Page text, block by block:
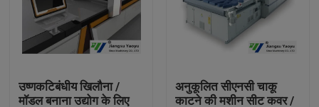
हाइड्रोलिक मरो काटना मशीन
हाइड्रोलिक प्रेस मरो काटने की मशीन
हाइड्रोलिक स्विंग शाखा काटना मशीन
उष्णकटिबंधीय खिलौना /
मॉडल बनाना उद्योग के लिए
अनुकूलित सीएनसी चाकू
काटने की मशीन सीट कवर /